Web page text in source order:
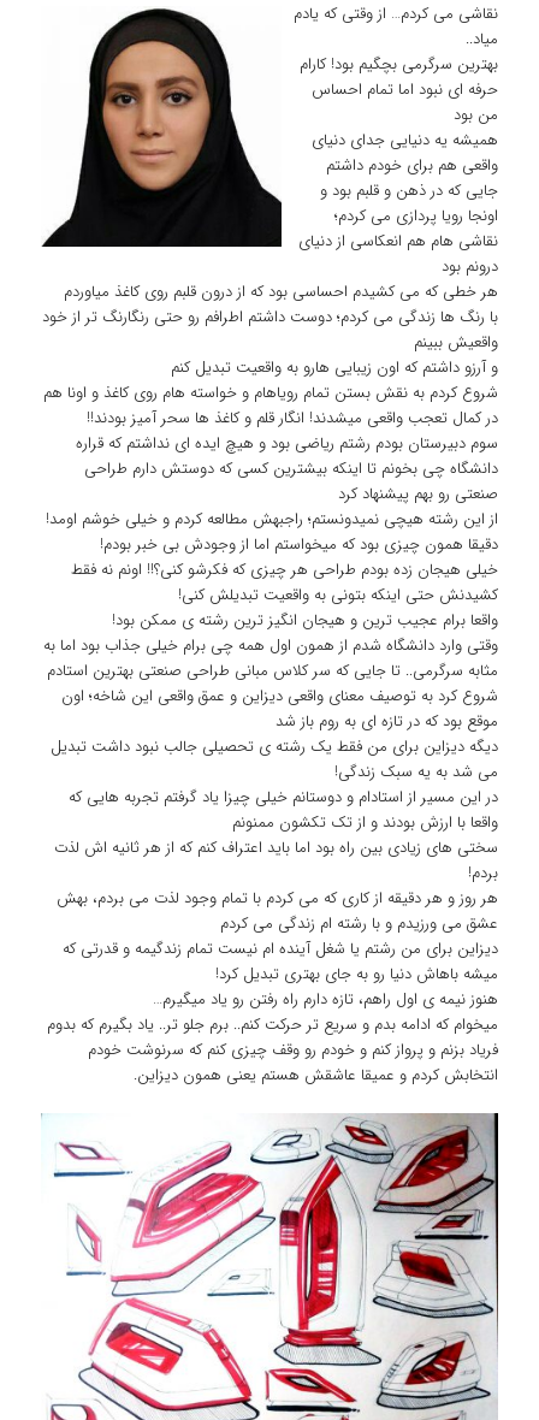
نقاشی می کردم… از وقتی که یادم
میاد..
بهترین سرگرمی بچگیم بود! کارام
حرفه ای نبود اما تمام احساس
من بود
همیشه یه دنیایی جدای دنیای
واقعی هم برای خودم داشتم
جایی که در ذهن و قلبم بود و
اونجا رویا پردازی می کردم؛
نقاشی هام هم انعکاسی از دنیای
درونم بود
هر خطی که می کشیدم احساسی بود که از درون قلبم روی کاغذ میاوردم
با رنگ ها زندگی می کردم؛ دوست داشتم اطرافم رو حتی رنگارنگ تر از خود
واقعیش ببینم
و آرزو داشتم که اون زیبایی هارو به واقعیت تبدیل کنم
شروع کردم به نقش بستن تمام رویاهام و خواسته هام روی کاغذ و اونا هم
در کمال تعجب واقعی میشدند! انگار قلم و کاغذ ها سحر آمیز بودند!!
سوم دبیرستان بودم رشتم ریاضی بود و هیچ ایده ای نداشتم که قراره
دانشگاه چی بخونم تا اینکه بیشترین کسی که دوستش دارم طراحی
صنعتی رو بهم پیشنهاد کرد
از این رشته هیچی نمیدونستم؛ راجبهش مطالعه کردم و خیلی خوشم اومد!
دقیقا همون چیزی بود که میخواستم اما از وجودش بی خبر بودم!
خیلی هیجان زده بودم طراحی هر چیزی که فکرشو کنی؟!! اونم نه فقط
کشیدنش حتی اینکه بتونی به واقعیت تبدیلش کنی!
واقعا برام عجیب ترین و هیجان انگیز ترین رشته ی ممکن بود!
وقتی وارد دانشگاه شدم از همون اول همه چی برام خیلی جذاب بود اما به
مثابه سرگرمی.. تا جایی که سر کلاس مبانی طراحی صنعتی بهترین استادم
شروع کرد به توصیف معنای واقعی دیزاین و عمق واقعی این شاخه؛ اون
موقع بود که در تازه ای به روم باز شد
دیگه دیزاین برای من فقط یک رشته ی تحصیلی جالب نبود داشت تبدیل
می شد به یه سبک زندگی!
در این مسیر از استادام و دوستانم خیلی چیزا یاد گرفتم تجربه هایی که
واقعا با ارزش بودند و از تک تکشون ممنونم
سختی های زیادی بین راه بود اما باید اعتراف کنم که از هر ثانیه اش لذت
بردم!
هر روز و هر دقیقه از کاری که می کردم با تمام وجود لذت می بردم، بهش
عشق می ورزیدم و با رشته ام زندگی می کردم
دیزاین برای من رشتم یا شغل آینده ام نیست تمام زندگیمه و قدرتی که
میشه باهاش دنیا رو به جای بهتری تبدیل کرد!
هنوز نیمه ی اول راهم، تازه دارم راه رفتن رو یاد میگیرم…
میخوام که ادامه بدم و سریع تر حرکت کنم.. برم جلو تر.. یاد بگیرم که بدوم
فریاد بزنم و پرواز کنم و خودم رو وقف چیزی کنم که سرنوشت خودم
انتخابش کردم و عمیقا عاشقش هستم یعنی همون دیزاین.